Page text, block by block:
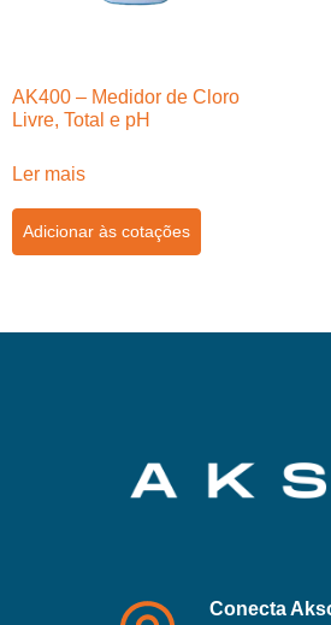
AK400 – Medidor de Cloro
Livre, Total e pH
Ler mais
Adicionar às cotações
Conecta